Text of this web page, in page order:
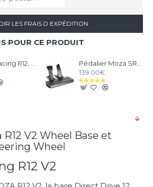
LES FRAIS D EXPÉDITION
POUR CE PRODUIT
139.00€
R12 V2 Wheel Base et
Wheel
R12 V2